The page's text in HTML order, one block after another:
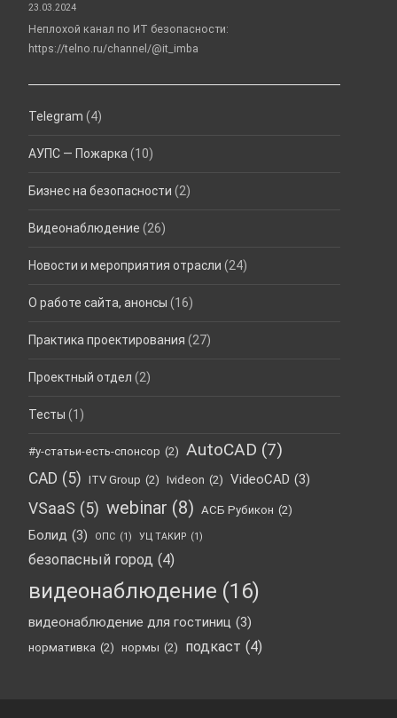
23.03.2024
Неплохой канал по ИТ безопасности:
https://telno.ru/channel/@it_imba
Telegram (4)
АУПС — Пожарка (10)
Бизнес на безопасности (2)
Видеонаблюдение (26)
Новости и мероприятия отрасли (24)
О работе сайта, анонсы (16)
Практика проектирования (27)
Проектный отдел (2)
Тесты (1)
#у-статьи-есть-спонсор (2) AutoCAD (7)
CAD (5) ITV Group (2) Ivideon (2) VideoCAD (3)
VSaaS (5) webinar (8) АСБ Рубикон (2)
Болид (3) ОПС (1) УЦ ТАКИР (1)
безопасный город (4)
видеонаблюдение (16)
видеонаблюдение для гостиниц (3)
нормативка (2) нормы (2) подкаст (4)